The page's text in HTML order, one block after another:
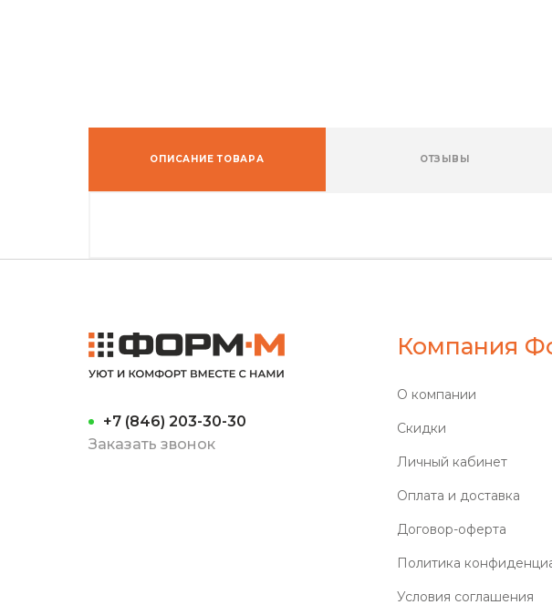
ОПИСАНИЕ ТОВАРА ОТЗЫВЫ
+7 (846) 203-30-30
Заказать звонок
Компания
О компании
Скидки
Личный кабинет
Оплата и доставка
Договор-оферта
Политика
Условия соглашения